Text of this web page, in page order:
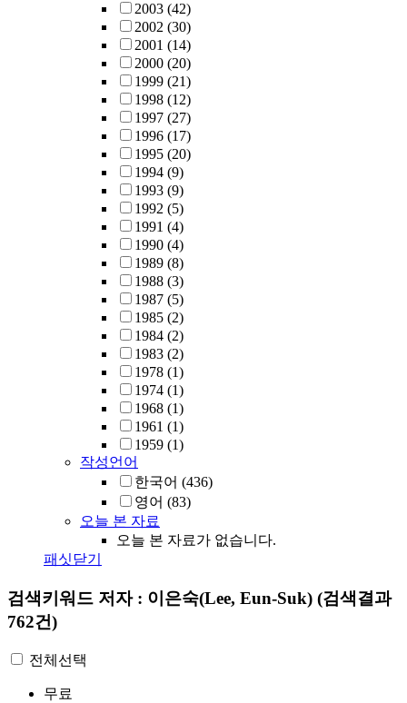
2003 (42)
2002 (30)
2001 (14)
2000 (20)
1999 (21)
1998 (12)
1997 (27)
1996 (17)
1995 (20)
1994 (9)
1993 (9)
1992 (5)
1991 (4)
1990 (4)
1989 (8)
1988 (3)
1987 (5)
1985 (2)
1984 (2)
1983 (2)
1978 (1)
1974 (1)
1968 (1)
1961 (1)
1959 (1)
작성언어
한국어 (436)
영어 (83)
오늘 본 자료
오늘 본 자료가 없습니다.
패싯닫기
검색키워드 저자 : 이은숙(Lee, Eun-Suk) (검색결과
762건)
전체선택
무료